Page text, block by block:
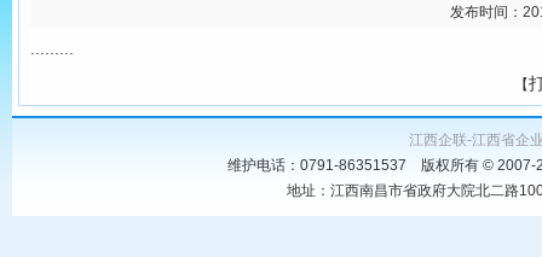
发布时间：
【
江西企联-江西省企
维护电话：0791-86351537 版权所有 ©
地址：江西南昌市省政府大院北二路